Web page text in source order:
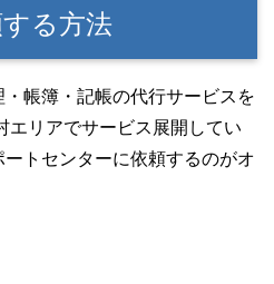
る方法
帳簿・記帳の代行サービスを
エリアでサービス展開してい
トセンターに依頼するのがオ